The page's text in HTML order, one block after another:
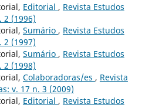
Editorial , Revista Estudos
2 (1996)
Sumário , Revista Estudos
2 (1997)
Sumário , Revista Estudos
2 (1998)
Colaboradoras/es , Revista
v. 17 n. 3 (2009)
Editorial , Revista Estudos